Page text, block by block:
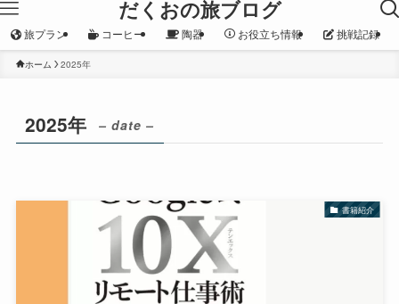
だくおの旅ブログ
旅プラン コーヒー 陶器 お役立ち情報 挑戦記録
ホーム 2025年
2025年 – date –
書籍紹介